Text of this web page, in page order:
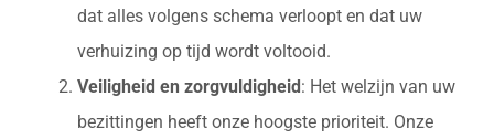
dat alles volgens schema verloopt en dat uw
verhuizing op tijd wordt voltooid.
Veiligheid en zorgvuldigheid : Het welzijn van uw
bezittingen heeft onze hoogste prioriteit. Onze